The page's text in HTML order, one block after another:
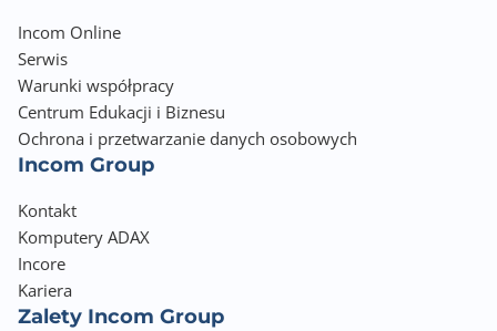
Incom Online
Serwis
Warunki współpracy
Centrum Edukacji i Biznesu
Ochrona i przetwarzanie danych osobowych
Incom Group
Kontakt
Komputery ADAX
Incore
Kariera
Zalety Incom Group